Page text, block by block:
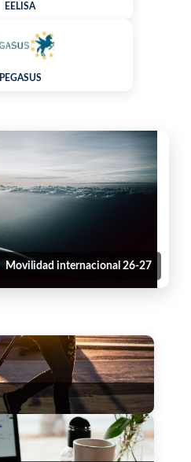
EELISA
PEGASUS
Movilidad internacional 26-27